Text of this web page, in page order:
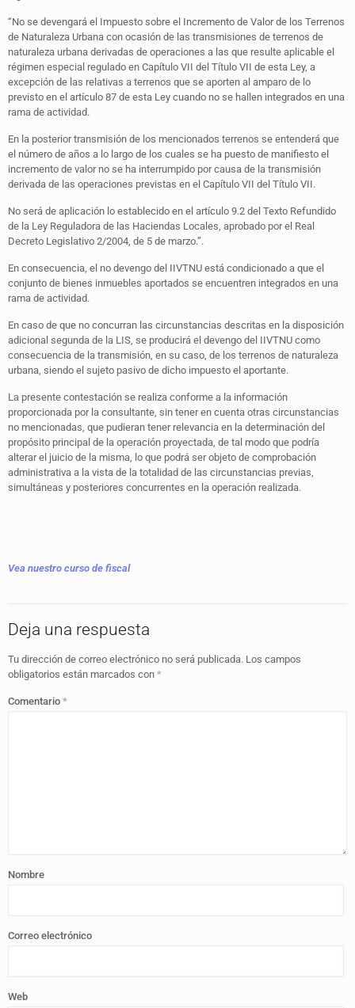
“No se devengará el Impuesto sobre el Incremento de Valor de los Terrenos
de Naturaleza Urbana con ocasión de las transmisiones de terrenos de
naturaleza urbana derivadas de operaciones a las que resulte aplicable el
régimen especial regulado en Capítulo VII del Título VII de esta Ley, a
excepción de las relativas a terrenos que se aporten al amparo de lo
previsto en el artículo 87 de esta Ley cuando no se hallen integrados en una
rama de actividad.
En la posterior transmisión de los mencionados terrenos se entenderá que
el número de años a lo largo de los cuales se ha puesto de manifiesto el
incremento de valor no se ha interrumpido por causa de la transmisión
derivada de las operaciones previstas en el Capítulo VII del Título VII.
No será de aplicación lo establecido en el artículo 9.2 del Texto Refundido
de la Ley Reguladora de las Haciendas Locales, aprobado por el Real
Decreto Legislativo 2/2004, de 5 de marzo.”.
En consecuencia, el no devengo del IIVTNU está condicionado a que el
conjunto de bienes inmuebles aportados se encuentren integrados en una
rama de actividad.
En caso de que no concurran las circunstancias descritas en la disposición
adicional segunda de la LIS, se producirá el devengo del IIVTNU como
consecuencia de la transmisión, en su caso, de los terrenos de naturaleza
urbana, siendo el sujeto pasivo de dicho impuesto el aportante.
La presente contestación se realiza conforme a la información
proporcionada por la consultante, sin tener en cuenta otras circunstancias
no mencionadas, que pudieran tener relevancia en la determinación del
propósito principal de la operación proyectada, de tal modo que podría
alterar el juicio de la misma, lo que podrá ser objeto de comprobación
administrativa a la vista de la totalidad de las circunstancias previas,
simultáneas y posteriores concurrentes en la operación realizada.
Vea nuestro curso de fiscal
Deja una respuesta
Tu dirección de correo electrónico no será publicada. Los campos
obligatorios están marcados con *
Comentario *
Nombre
Correo electrónico
Web